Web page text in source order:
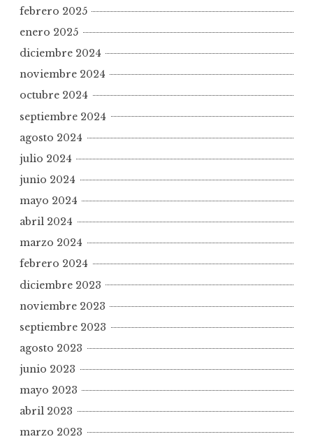
febrero 2025
enero 2025
diciembre 2024
noviembre 2024
octubre 2024
septiembre 2024
agosto 2024
julio 2024
junio 2024
mayo 2024
abril 2024
marzo 2024
febrero 2024
diciembre 2023
noviembre 2023
septiembre 2023
agosto 2023
junio 2023
mayo 2023
abril 2023
marzo 2023